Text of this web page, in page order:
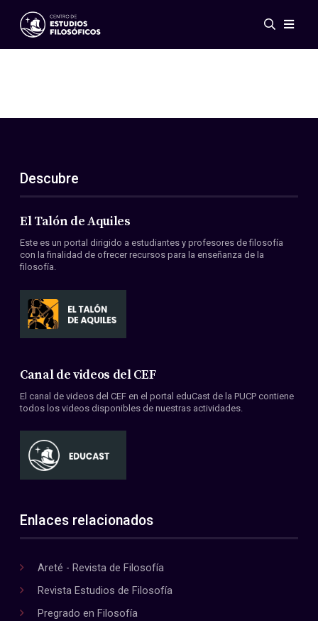
Eventos
ES
EN
Acerca de nosotros
Miembros
Convenios
Descubre
El Talón de Aquiles
Este es un portal dirigido a estudiantes y profesores de filosofía
con la finalidad de ofrecer recursos para la enseñanza de la
filosofía.
Canal de videos del CEF
El canal de videos del CEF en el portal eduCast de la PUCP contiene
todos los videos disponibles de nuestras actividades.
Enlaces relacionados
Areté - Revista de Filosofía
Revista Estudios de Filosofía
Pregrado en Filosofía